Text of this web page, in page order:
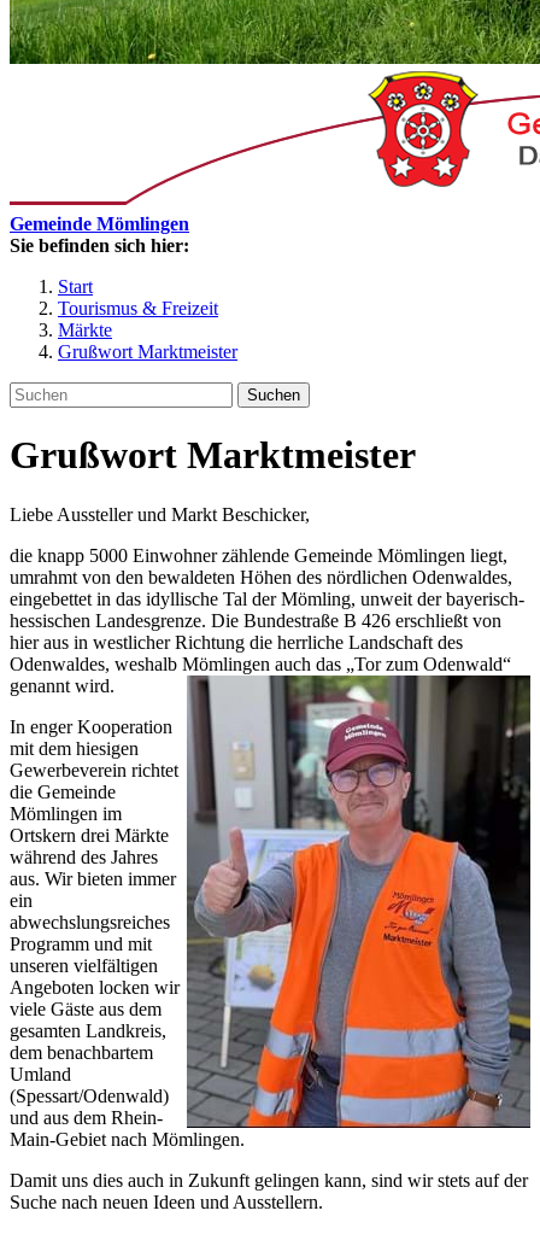
Gemeinde Mömlingen
Sie befinden sich hier:
Start
Tourismus & Freizeit
Märkte
Grußwort Marktmeister
Suchen
Grußwort Marktmeister
Liebe Aussteller und Markt Beschicker,
die knapp 5000 Einwohner zählende Gemeinde Mömlingen liegt,
umrahmt von den bewaldeten Höhen des nördlichen Odenwaldes,
eingebettet in das idyllische Tal der Mömling, unweit der bayerisch-
hessischen Landesgrenze. Die Bundestraße B 426 erschließt von
hier aus in westlicher Richtung die herrliche Landschaft des
Odenwaldes, weshalb Mömlingen auch das „Tor zum Odenwald“
genannt wird.
In enger Kooperation
mit dem hiesigen
Gewerbeverein richtet
die Gemeinde
Mömlingen im
Ortskern drei Märkte
während des Jahres
aus. Wir bieten immer
ein
abwechslungsreiches
Programm und mit
unseren vielfältigen
Angeboten locken wir
viele Gäste aus dem
gesamten Landkreis,
dem benachbartem
Umland
(Spessart/Odenwald)
und aus dem Rhein-
Main-Gebiet nach Mömlingen.
Damit uns dies auch in Zukunft gelingen kann, sind wir stets auf der
Suche nach neuen Ideen und Ausstellern.